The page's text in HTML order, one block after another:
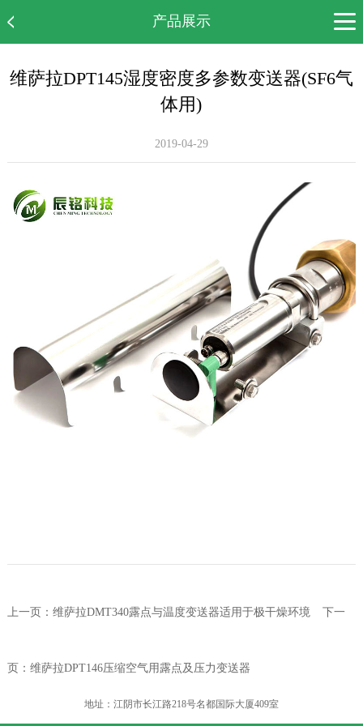
产品展示
维萨拉DPT145湿度密度多参数变送器(SF6气
体用)
2019-04-29
上一页： 维萨拉DMT340露点与温度变送器适用于极干燥环境 下一
页： 维萨拉DPT146压缩空气用露点及压力变送器
地址：江阴市长江路218号名都国际大厦409室
公司简介
新闻中心
案例展示
售后服务
人才招聘
联系我们